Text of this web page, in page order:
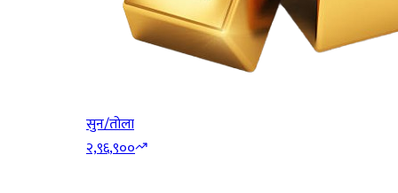
सुन/तोला
२,९६,९००